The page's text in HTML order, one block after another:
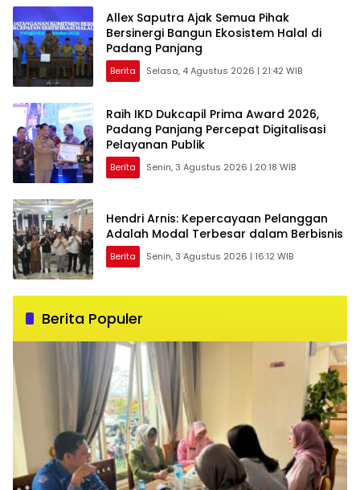
Allex Saputra Ajak Semua Pihak
Bersinergi Bangun Ekosistem Halal di
Padang Panjang
Berita Selasa, 4 Agustus 2026 | 21:42 WIB
Raih IKD Dukcapil Prima Award 2026,
Padang Panjang Percepat Digitalisasi
Pelayanan Publik
Berita Senin, 3 Agustus 2026 | 20:18 WIB
Hendri Arnis: Kepercayaan Pelanggan
Adalah Modal Terbesar dalam Berbisnis
Berita Senin, 3 Agustus 2026 | 16:12 WIB
Berita Populer